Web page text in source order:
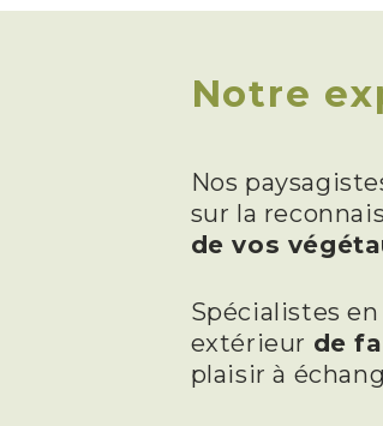
Notre
Nos
sur la
de vos
Spécialistes
extérieur de
plaisir à